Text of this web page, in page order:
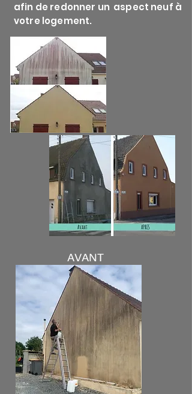
afin de redonner un aspect neuf à
votre logement.
AVANT